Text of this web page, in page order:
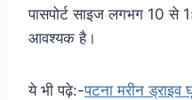
पासपोर्ट साइज लगभग 10 से
आवश्यक है।
ये भी पढ़े:-पटना मरीन